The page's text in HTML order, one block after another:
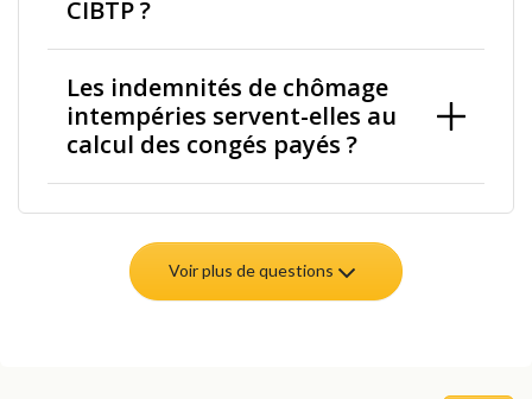
CIBTP ?
Les indemnités de chômage
intempéries servent-elles au
calcul des congés payés ?
Voir plus de questions